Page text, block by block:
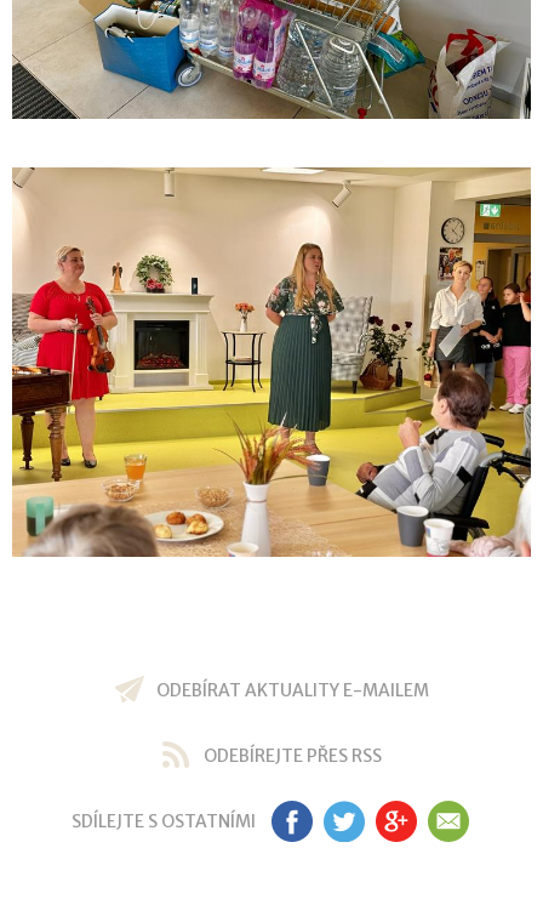
ODEBÍRAT AKTUALITY E-MAILEM
ODEBÍREJTE PŘES RSS
SDÍLEJTE S OSTATNÍMI FB TW GP EM